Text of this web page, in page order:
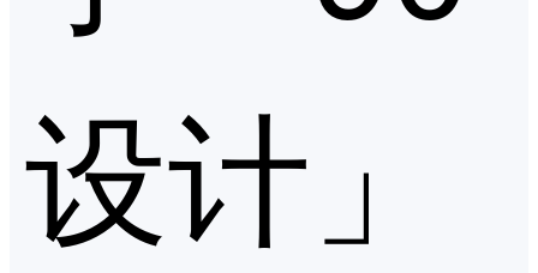
设计」